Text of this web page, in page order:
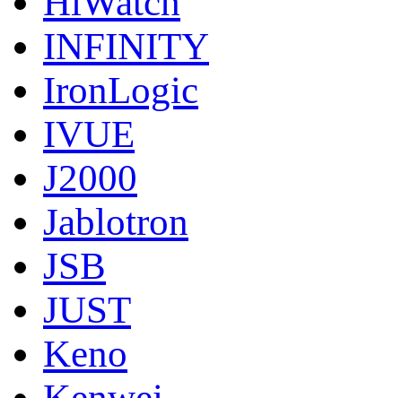
INFINITY
IronLogic
IVUE
J2000
Jablotron
JSB
JUST
Keno